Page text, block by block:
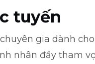
tuyến
chuyên gia dành
nhân đầy tham